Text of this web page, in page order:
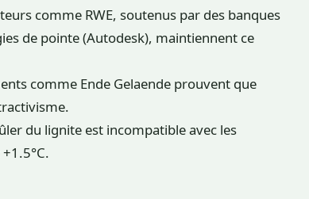
comme RWE, soutenus par des banques
de pointe (Autodesk), maintiennent ce
comme Ende Gelaende prouvent que
du lignite est incompatible avec les